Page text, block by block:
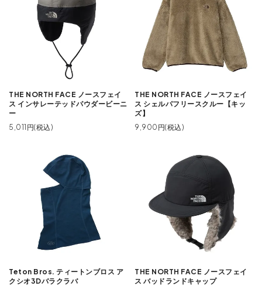
THE NORTH FACE ノースフェイ
ス インサレーテッドパウダービーニ
ー
5,011円(税込)
THE NORTH FACE ノースフェイ
ス シェルパフリースクルー【キッ
ズ】
9,900円(税込)
Teton Bros. ティートンブロス ア
クシオ3Dバラクラバ
THE NORTH FACE ノースフェイ
ス バッドランドキャップ